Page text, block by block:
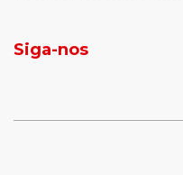
calças femininas
Siga-nos